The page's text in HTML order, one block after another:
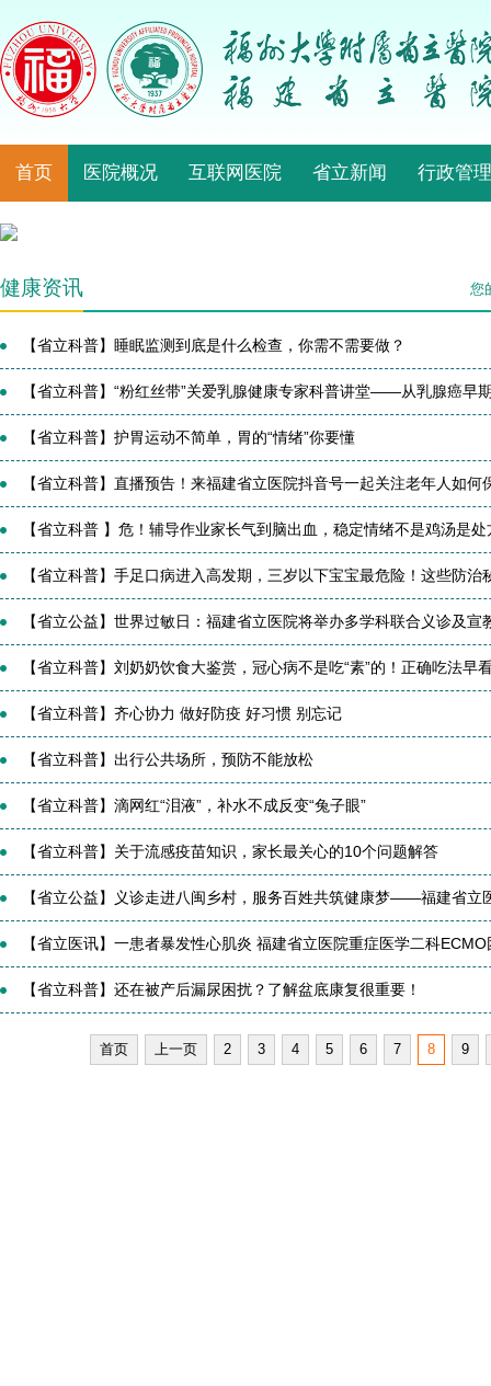
首页 医院概况 互联网医院 省立新闻 行政管理
健康资讯 您
【省立科普】睡眠监测到底是什么检查，你需不需要做？
【省立科普】“粉红丝带”关爱乳腺健康专家科普讲堂——从乳腺癌早
【省立科普】护胃运动不简单，胃的“情绪”你要懂
【省立科普】直播预告！来福建省立医院抖音号一起关注老年人如何
【省立科普 】危！辅导作业家长气到脑出血，稳定情绪不是鸡汤是处
【省立科普】手足口病进入高发期，三岁以下宝宝最危险！这些防治
【省立公益】世界过敏日：福建省立医院将举办多学科联合义诊及宣
【省立科普】刘奶奶饮食大鉴赏，冠心病不是吃“素”的！正确吃法早
【省立科普】齐心协力 做好防疫 好习惯 别忘记
【省立科普】出行公共场所，预防不能放松
【省立科普】滴网红“泪液”，补水不成反变“兔子眼”
【省立科普】关于流感疫苗知识，家长最关心的10个问题解答
【省立公益】义诊走进八闽乡村，服务百姓共筑健康梦——福建省立
【省立医讯】一患者暴发性心肌炎 福建省立医院重症医学二科
【省立科普】还在被产后漏尿困扰？了解盆底康复很重要！
首页 上一页 2 3 4 5 6 7 8 9